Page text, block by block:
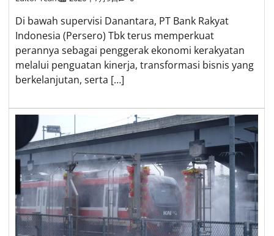
Di bawah supervisi Danantara, PT Bank Rakyat
Indonesia (Persero) Tbk terus memperkuat
perannya sebagai penggerak ekonomi kerakyatan
melalui penguatan kinerja, transformasi bisnis yang
berkelanjutan, serta […]